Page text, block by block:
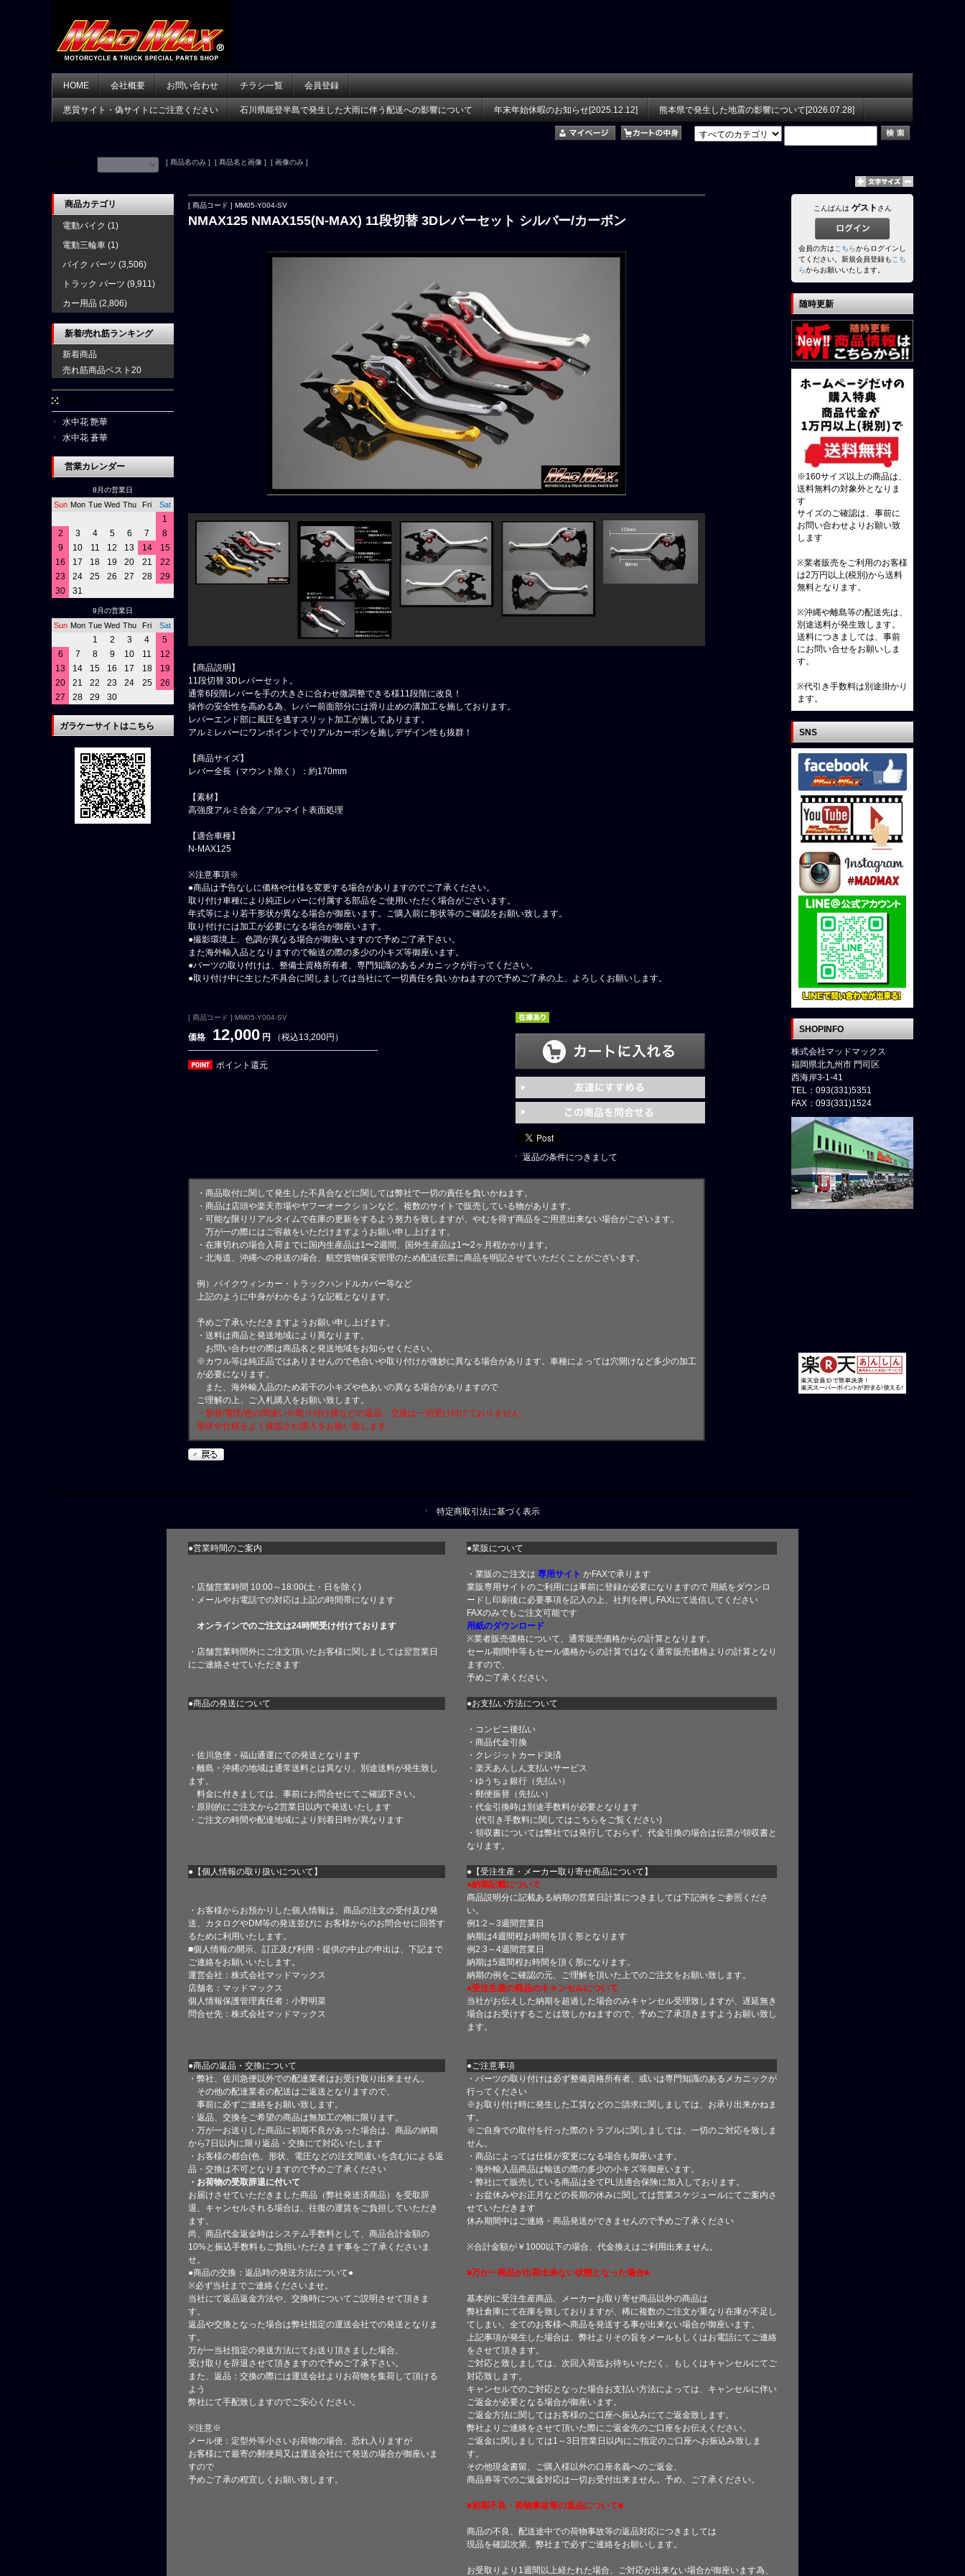
HOME 会社概要 お問い合わせ チラシ一覧 会員登録
悪質サイト・偽サイトにご注意ください 石川県能登半島で発生した大雨に伴う配送への影響について 年末年始休暇のお知らせ[2025.12.12] 熊本県で発生した地震の影響について[2026.07.28]
[ 商品名のみ ] [ 商品名と画像 ] [ 画像のみ ]
[ 商品コード ] MM05-Y004-SV
NMAX125 NMAX155(N-MAX) 11段切替 3Dレバーセット シルバー/カーボン
【商品説明】
11段切替 3Dレバーセット。
通常6段階レバーを手の大きさに合わせ微調整できる様11段階に改良！
操作の安全性を高める為、レバー前面部分には滑り止めの溝加工を施しております。
レバーエンド部に風圧を逃すスリット加工が施してあります。
アルミレバーにワンポイントでリアルカーボンを施しデザイン性も抜群！
【商品サイズ】
レバー全長（マウント除く）：約170mm
【素材】
高強度アルミ合金／アルマイト表面処理
【適合車種】
N-MAX125
※注意事項※
●商品は予告なしに価格や仕様を変更する場合がありますのでご了承ください。
取り付け車種により純正レバーに付属する部品をご使用いただく場合がございます。
年式等により若干形状が異なる場合が御座います。ご購入前に形状等のご確認をお願い致します。
取り付けには加工が必要になる場合が御座います。
●撮影環境上、色調が異なる場合が御座いますので予めご了承下さい。
また海外輸入品となりますので輸送の際の多少の小キズ等御座います。
●パーツの取り付けは、整備士資格所有者、専門知識のあるメカニックが行ってください。
●取り付け中に生じた不具合に関しましては当社にて一切責任を負いかねますので予めご了承の上、よろしくお願いします。
[ 商品コード ] MM05-Y004-SV
価格 12,000 円 （税込13,200円）
ポイント還元
返品の条件につきまして
・商品取付に関して発生した不具合などに関しては弊社で一切の責任を負いかねます。
・商品は店頭や楽天市場やヤフーオークションなど、複数のサイトで販売している物があります。
・可能な限りリアルタイムで在庫の更新をするよう努力を致しますが、やむを得ず商品をご用意出来ない場合がございます。
万が一の際にはご容赦をいただけますようお願い申し上げます。
・在庫切れの場合入荷までに国内生産品は1〜2週間、国外生産品は1〜2ヶ月程かかります。
・北海道、沖縄への発送の場合、航空貨物保安管理のため配送伝票に商品を明記させていただくことがございます。
例）バイクウィンカー・トラックハンドルカバー等など
上記のように中身がわかるような記載となります。
予めご了承いただきますようお願い申し上げます。
・送料は商品と発送地域により異なります。
お問い合わせの際は商品名と発送地域をお知らせください。
※カウル等は純正品ではありませんので色合いや取り付けが微妙に異なる場合があります。車種によっては穴開けなど多少の加工
が必要になります。
また、海外輸入品のため若干の小キズや色あいの異なる場合がありますので
ご理解の上、ご入札購入をお願い致します。
・形状/電圧/色の間違いや取り付け後などの返品、交換は一切受け付けておりません。
形状や仕様をよく確認され購入をお願い致します。
商品カテゴリ
電動バイク (1)
電動三輪車 (1)
バイク パーツ (3,506)
トラック パーツ (9,911)
カー用品 (2,806)
新着/売れ筋ランキング
新着商品
売れ筋商品ベスト20
水中花 艶華
水中花 蒼華
営業カレンダー
8月の営業日
Sun Mon Tue Wed Thu Fri Sat
1
2
3 4 5 6 7
8
9
10 11 12 13 14
15
16
17 18 19 20 21
22
23
24 25 26 27 28
29
30
31
9月の営業日
Sun Mon Tue Wed Thu Fri Sat
1 2 3 4
5
6
7 8 9 10 11
12
13
14 15 16 17 18
19
20
21 22 23 24 25
26
27
28 29 30
ガラケーサイトはこちら
こんばんは ゲスト さん
会員の方はこちらからログインし
てください。新規会員登録もこち
らからお願いいたします。
随時更新
※160サイズ以上の商品は、
送料無料の対象外となりま
す
サイズのご確認は、事前に
お問い合わせよりお願い致
します
※業者販売をご利用のお客様
は2万円以上(税別)から送料
無料となります。
※沖縄や離島等の配送先は、
別途送料が発生致します。
送料につきましては、事前
にお問い合せをお願いしま
す。
※代引き手数料は別途掛かり
ます。
SNS
SHOPINFO
株式会社マッドマックス
福岡県北九州市 門司区
西海岸3-1-41
TEL：093(331)5351
FAX：093(331)1524
特定商取引法に基づく表示
●営業時間のご案内 ●業販について
・店舗営業時間 10:00～18:00(土・日を除く)
・メールやお電話での対応は上記の時間帯になります
オンラインでのご注文は24時間受け付けております
・店舗営業時間外にご注文頂いたお客様に関しましては翌営業日
にご連絡させていただきます
・業販のご注文は 専用サイト かFAXで承ります
業販専用サイトのご利用には事前に登録が必要になりますので 用紙をダウンロ
ードし印刷後に必要事項を記入の上、社判を押しFAXにて送信してください
FAXのみでもご注文可能です
用紙のダウンロード
※業者販売価格について、通常販売価格からの計算となります。
セール期間中等もセール価格からの計算ではなく通常販売価格よりの計算となり
ますので、
予めご了承ください。
●商品の発送について ●お支払い方法について
・佐川急便・福山通運にての発送となります
・離島・沖縄の地域は通常送料とは異なり、別途送料が発生致し
ます。
料金に付きましては、事前にお問合せにてご確認下さい。
・原則的にご注文から2営業日以内で発送いたします
・ご注文の時間や配達地域により到着日時が異なります
・コンビニ後払い
・商品代金引換
・クレジットカード決済
・楽天あんしん支払いサービス
・ゆうちょ銀行（先払い）
・郵便振替（先払い）
・代金引換時は別途手数料が必要となります
(代引き手数料に関しては こちら をご覧ください)
・領収書については弊社では発行しておらず、代金引換の場合は伝票が領収書と
なります。
●【個人情報の取り扱いについて】 ●【受注生産・メーカー取り寄せ商品について】
・お客様からお預かりした個人情報は、商品の注文の受付及び発
送、カタログやDM等の発送並びに お客様からのお問合せに回答す
るために利用いたします。
■個人情報の開示、訂正及び利用・提供の中止の申出は、下記まで
ご連絡をお願いいたします。
運営会社：株式会社マッドマックス
店舗名：マッドマックス
個人情報保護管理責任者：小野明菜
問合せ先：株式会社マッドマックス
●納期記載について
商品説明分に記載ある納期の営業日計算につきましては下記例をご参照くださ
い。
例1:2～3週間営業日
納期は4週間程お時間を頂く形となります
例2:3～4週間営業日
納期は5週間程お時間を頂く形になります。
納期の例をご確認の元、ご理解を頂いた上でのご注文をお願い致します。
●受注生産の商品のキャンセルについて
当社がお伝えした納期を超過した場合のみキャンセル受理致しますが、遅延無き
場合はお受けすることは致しかねますので、予めご了承頂きますようお願い致し
ます。
●商品の返品・交換について
●ご注意事項
・弊社、佐川急便以外での配達業者はお受け取り出来ません。
その他の配達業者の配送はご返送となりますので、
事前に必ずご連絡をお願い致します。
・返品、交換をご希望の商品は無加工の物に限ります。
・万が一お送りした商品に初期不良があった場合は、商品の納期
から7日以内に限り返品・交換にて対応いたします
・お客様の都合(色、形状、電圧などの注文間違いを含む)による返
品・交換は不可となりますので予めご了承ください
・お荷物の受取辞退に付いて
お届けさせていただきました商品（弊社発送済商品）を受取辞
退、キャンセルされる場合は、往復の運賃をご負担していただき
ます。
尚、商品代金返金時はシステム手数料として、商品合計金額の
10%と振込手数料もご負担いただきます事をご了承くださいま
せ。
●商品の交換：返品時の発送方法について●
※必ず当社までご連絡くださいませ。
当社にて返品返金方法や、交換時についてご説明させて頂きま
す。
返品や交換となった場合は弊社指定の運送会社での発送となりま
す。
万が一当社指定の発送方法にてお送り頂きました場合、
受け取りを辞退させて頂きますので予めご了承下さい。
また、返品：交換の際には運送会社よりお荷物を集荷して頂ける
よう
弊社にて手配致しますのでご安心ください。
※注意※
メール便：定型外等小さいお荷物の場合、恐れ入りますが
お客様にて最寄の郵便局又は運送会社にて発送の場合が御座いま
すので
予めご了承の程宜しくお願い致します。
・パーツの取り付けは必ず整備資格所有者、或いは専門知識のあるメカニックが
行ってください
※お取り付け時に発生した工賃などのご請求に関しましては、お承り出来かねま
す。
※ご自身での取付を行った際のトラブルに関しましては、一切のご対応を致しま
せん。
・商品によっては仕様が変更になる場合も御座います。
・海外輸入品商品は輸送の際の多少の小キズ等御座います。
・弊社にて販売している商品は全てPL法適合保険に加入しております。
・お盆休みやお正月などの長期の休みに関しては営業スケジュールにてご案内さ
せていただきます
休み期間中はご連絡・商品発送ができませんので予めご了承ください
※合計金額が￥1000以下の場合、代金換えはご利用出来ません。
■万が一商品が出荷出来ない状態となった場合■
基本的に受注生産商品、メーカーお取り寄せ商品以外の商品は
弊社倉庫にて在庫を致しておりますが、稀に複数のご注文が重なり在庫が不足し
てしまい、全てのお客様へ商品を発送する事が出来ない場合が御座います。
上記事項が発生した場合は、弊社よりその旨をメールもしくはお電話にてご連絡
をさせて頂きます。
ご対応と致しましては、次回入荷迄お待ちいただく、もしくはキャンセルにてご
対応致します。
キャンセルでのご対応となった場合お支払い方法によっては、キャンセルに伴い
ご返金が必要となる場合が御座います。
ご返金方法に関してはお客様のご口座へ振込みにてご返金致します。
弊社よりご連絡をさせて頂いた際にご返金先のご口座をお伝えください。
ご返金に関しましては1～3日営業日以内にご指定のご口座へお振込み致しま
す。
その他現金書留、ご購入様以外の口座名義へのご返金、
商品券等でのご返金対応は一切お受付出来ません。予め、ご了承ください。
■初期不良・荷物事故等の返品について■
商品の不良、配送途中での荷物事故等の返品対応につきましては
現品を確認次第、弊社まで必ずご連絡をお願いします。
お受取りより1週間以上経たれた場合、ご対応が出来ない場合が御座います為、